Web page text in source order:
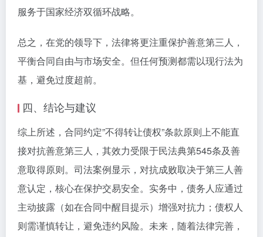
服务于国家经济双循环战略。
总之，在党的领导下，法律将更注重保护善意第三人，
平衡合同自由与市场安全。但任何预测都需以现行法为
基，避免过度超前。
四、结论与建议
综上所述，合同约定”不得转让债权”条款原则上不能直
接对抗善意第三人，其效力受限于民法典第545条及善
意取得原则。司法案例显示，对抗成败取决于第三人善
意认定，核心在保护交易安全。实务中，债务人应通过
主动披露（如在合同中醒目提示）增强对抗力；债权人
则需谨慎转让，避免违约风险。未来，随着法律完善，